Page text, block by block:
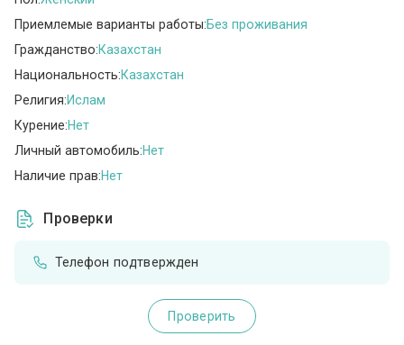
Приемлемые варианты работы:Без проживания
Гражданство:Казахстан
Национальность:Казахстан
Религия:Ислам
Курение:Нет
Личный автомобиль:Нет
Наличие прав:Нет
Проверки
Телефон подтвержден
Проверить